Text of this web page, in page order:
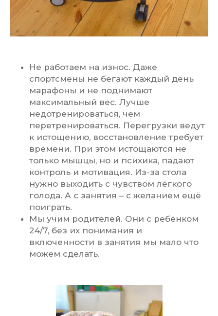
Не работаем на износ. Даже
спортсмены не бегают каждый день
марафоны и не поднимают
максимальный вес. Лучше
недотренироваться, чем
перетренироваться. Перегрузки ведут
к истощению, восстановление требует
времени. При этом истощаются не
только мышцы, но и психика, падают
контроль и мотивация. Из-за стола
нужно выходить с чувством лёгкого
голода. А с занятия – с желанием ещё
поиграть.
Мы учим родителей. Они с ребёнком
24/7, без их понимания и
включенности в занятия мы мало что
можем сделать.